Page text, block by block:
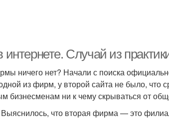
Случай из
ничего нет? Начали с поиска
из фирм, у второй сайта не было, что
бизнесменам ни к чему скрываться от
что вторая фирма — это